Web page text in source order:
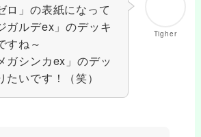
Tigher
ロ」の表紙になって
ガルデex」のデッキ
すね～
ガシンカex」のデッ
たいです！（笑）